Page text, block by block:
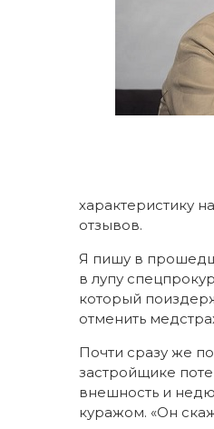
характеристику
отзывов.
Я пишу в
в лупу
который
отменить
Почти сразу же
застройщике
внешность и
куражом. «Он